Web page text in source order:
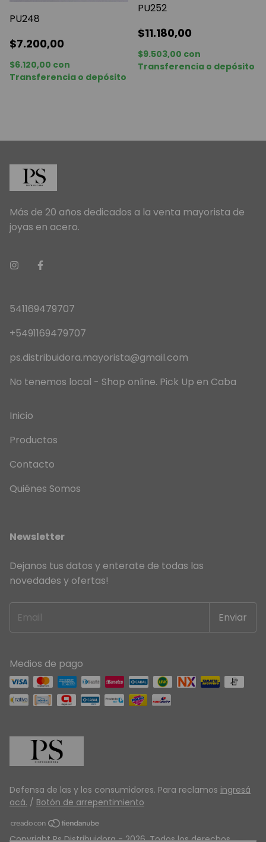
PU248
$7.200,00
$6.120,00 con
Transferencia o depósito
PU252
$11.180,00
$9.503,00 con
Transferencia o depósito
Más de 20 años dedicados a la venta mayorista de
joyas en acero.
541169479707
+5491169479707
ps.distribuidora.mayorista@gmail.com
No tenemos local - Shop online. Pick Up en Caba
Inicio
Productos
Contacto
Quiénes Somos
Newsletter
Dejanos tus datos y enterate de todas las
novedades y ofertas!
Medios de pago
Defensa de las y los consumidores. Para reclamos ingresá
acá. / Botón de arrepentimiento
Copyright Ps Distribuidora - 2026. Todos los derechos